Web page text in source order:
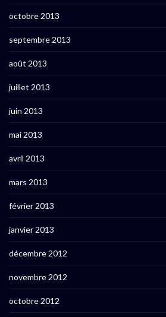
octobre 2013
septembre 2013
août 2013
juillet 2013
juin 2013
mai 2013
avril 2013
mars 2013
février 2013
janvier 2013
décembre 2012
novembre 2012
octobre 2012